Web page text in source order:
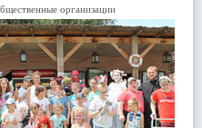
организации